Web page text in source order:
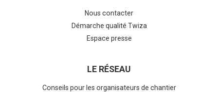
Nous contacter
Démarche qualité Twiza
Espace presse
LE RÉSEAU
Conseils pour les organisateurs de chantier